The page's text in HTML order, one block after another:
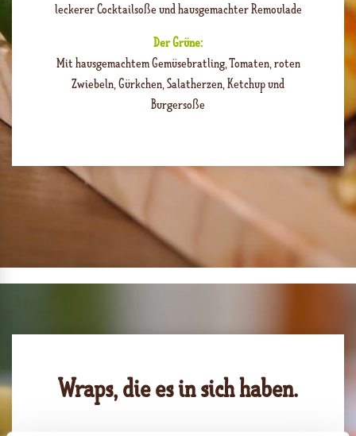
leckerer Cocktailsoße und hausgemachter Remoulade
Der Grüne:
Mit hausgemachtem Gemüsebratling, Tomaten, roten
Zwiebeln, Gürkchen, Salatherzen, Ketchup und
Burgersoße
Wraps, die es in sich haben.